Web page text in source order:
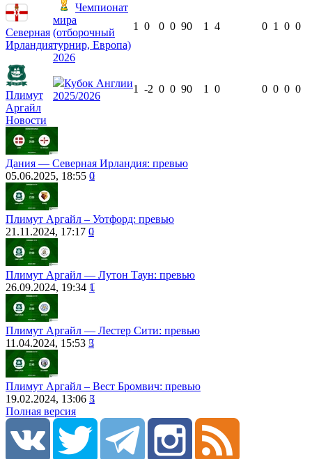
Северная
Ирландия
Чемпионат
мира
(отборочный
турнир, Европа)
2026
1 0 0 0 90 1 4 0 1 0 0
Плимут
Аргайл
Кубок Англии
2025/2026
1 -2 0 0 90 1 0 0 0 0 0
Новости
Дания — Северная Ирландия: превью
05.06.2025, 18:55 0
Плимут Аргайл – Уотфорд: превью
21.11.2024, 17:17 0
Плимут Аргайл ― Лутон Таун: превью
26.09.2024, 19:34 1
Плимут Аргайл ― Лестер Сити: превью
11.04.2024, 15:53 3
Плимут Аргайл – Вест Бромвич: превью
19.02.2024, 13:06 3
Полная версия